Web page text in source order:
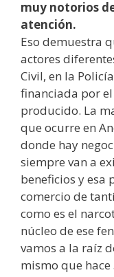
muy notorios
atención.
Eso demuestra
actores
Civil, en la
financiada por
producido. La
que ocurre en
donde hay
siempre van a
beneficios y esa
comercio de
como es el
núcleo de ese
vamos a la raíz
mismo que